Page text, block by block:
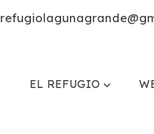
EL REFUGIO